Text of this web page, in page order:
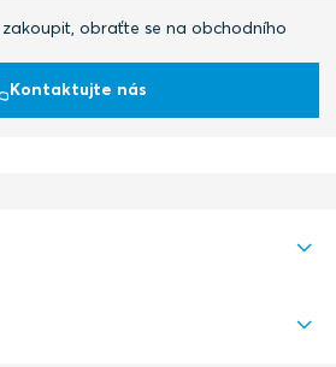
obraťte se na obchodního
Kontaktujte nás
AND +COMBINATION FRAME